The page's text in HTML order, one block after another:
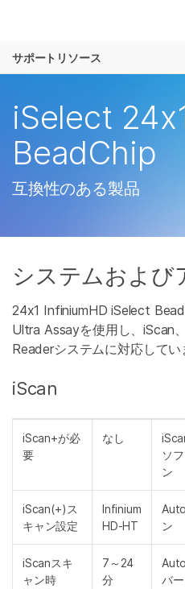
ソリューション
企業情報
サポート
サポートリソース
iSelect
BeadChip
互換性のある製品
システムおよび
24x1 InfiniumHD iSelect
Ultra Assayを使用し、iScan
Readerシステムに対応してい
iScan
iScan+が必
要
なし
ソ
ン
iScan(+)ス
キャン設定
Infinium
HD-HT
ン
iScanスキ
ャン時
7～24
分
バ
お気に入りの分野を選
高いコンテンツへのリ
がん研究
微生物研究
農学研究
複雑な疾患